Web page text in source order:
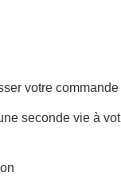
votre
seconde vie à